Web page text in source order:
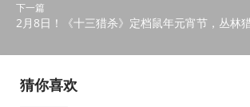
下一篇
2月8日！《十三猎杀》定档鼠年元宵节，丛林
猜你喜欢